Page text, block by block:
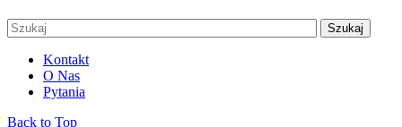
Kontakt
O Nas
Pytania
Back to Top